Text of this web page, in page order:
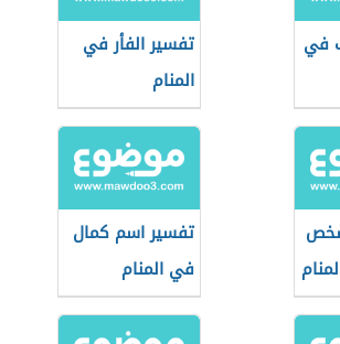
في
تفسير الفأر في
المنام
تفسير اسم كمال
في المنام